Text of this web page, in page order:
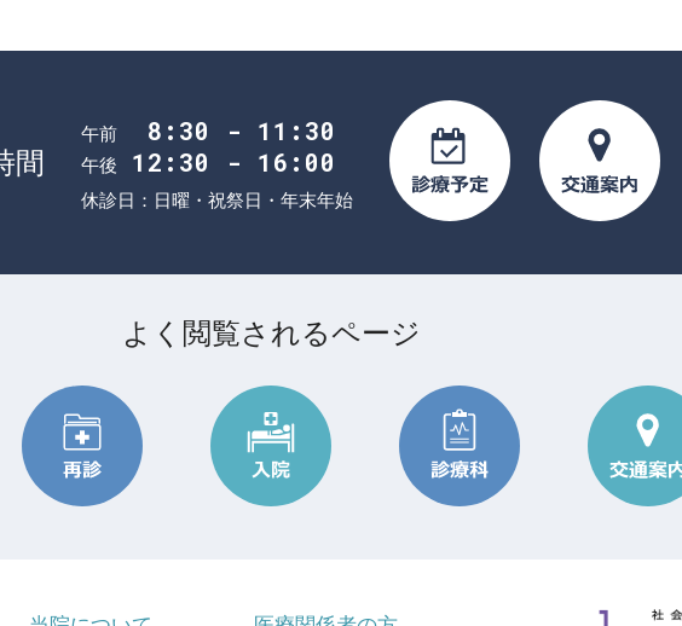
間
午前 8:30 - 11:30
午後 12:30 - 16:00
休診日：日曜・祝祭日・年末年始
よく閲覧されるページ